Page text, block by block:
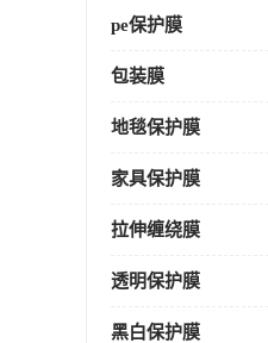
pe保护膜
包装膜
地毯保护膜
家具保护膜
拉伸缠绕膜
透明保护膜
黑白保护膜